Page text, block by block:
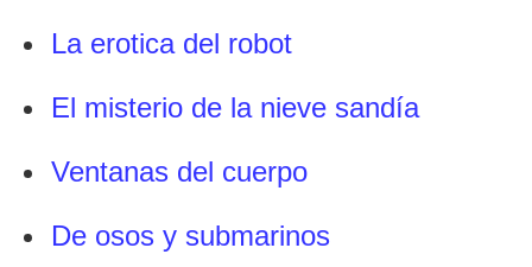
La erotica del robot
El misterio de la nieve sandía
Ventanas del cuerpo
De osos y submarinos